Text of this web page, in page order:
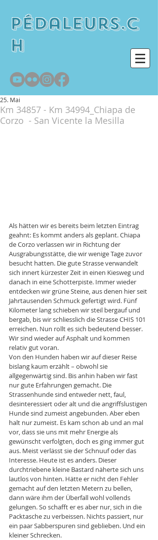
pédaleurs.c
h
Km 34857 - Km 34994_Chiapa de
Corzo - San Vicente la Mesilla
25. Mai
Als hätten wir es bereits beim letzten Eintrag
geahnt: Es kommt anders als geplant. Chiapa
de Corzo verlassen wir in Richtung der
Ausgrabungsstätte, die wir wenige Tage zuvor
besucht hatten. Die gute Strasse verwandelt
sich innert kürzester Zeit in einen Kiesweg und
danach in eine Schotterpiste. Immer wieder
entdecken wir grüne Steine, aus denen hier seit
Jahrtausenden Schmuck gefertigt wird. Fünf
Kilometer lang schieben wir steil bergauf und
bergab, bis wir schliesslich die Strasse CHIS 101
erreichen. Nun rollt es sich bedeutend besser.
Wir sind wieder auf Asphalt und kommen
relativ gut voran.
Von den Hunden haben wir auf dieser Reise
bislang kaum erzählt – obwohl sie
allgegenwärtig sind. Bis anhin haben wir fast
nur gute Erfahrungen gemacht. Die
Strassenhunde sind entweder nett, faul,
desinteressiert oder alt und die angriffslustigen
Hunde sind zumeist angebunden. Aber eben
halt nur zumeist. Es kam schon ab und an mal
vor, dass sie uns mit mehr Energie als
gewünscht verfolgten, doch es ging immer gut
aus. Meist verlässt sie der Schnuuf oder das
Interesse. Heute ist es anders. Dieser
durchtriebene kleine Bastard näherte sich uns
lautlos von hinten. Hätte er nicht den Fehler
gemacht auf den letzten Metern zu bellen,
dann wäre ihm der Überfall wohl vollends
gelungen. So schafft er es aber nur, sich in die
Packtasche zu verbeissen. Nichts passiert, nur
ein paar Sabberspuren sind geblieben. Und ein
kleiner Schrecken.